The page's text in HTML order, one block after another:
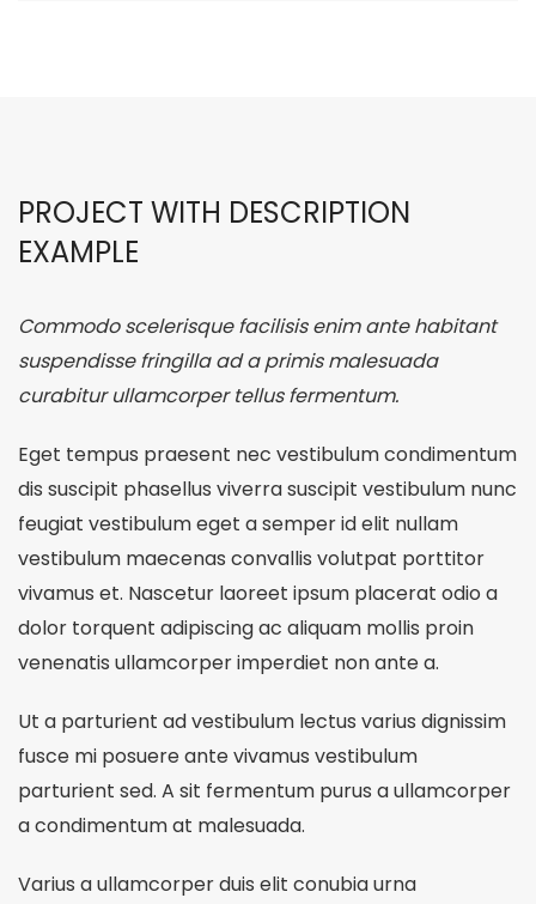
PROJECT WITH DESCRIPTION
EXAMPLE
Commodo scelerisque facilisis enim ante habitant
suspendisse fringilla ad a primis malesuada
curabitur ullamcorper tellus fermentum.
Eget tempus praesent nec vestibulum condimentum
dis suscipit phasellus viverra suscipit vestibulum nunc
feugiat vestibulum eget a semper id elit nullam
vestibulum maecenas convallis volutpat porttitor
vivamus et. Nascetur laoreet ipsum placerat odio a
dolor torquent adipiscing ac aliquam mollis proin
venenatis ullamcorper imperdiet non ante a.
Ut a parturient ad vestibulum lectus varius dignissim
fusce mi posuere ante vivamus vestibulum
parturient sed. A sit fermentum purus a ullamcorper
a condimentum at malesuada.
Varius a ullamcorper duis elit conubia urna